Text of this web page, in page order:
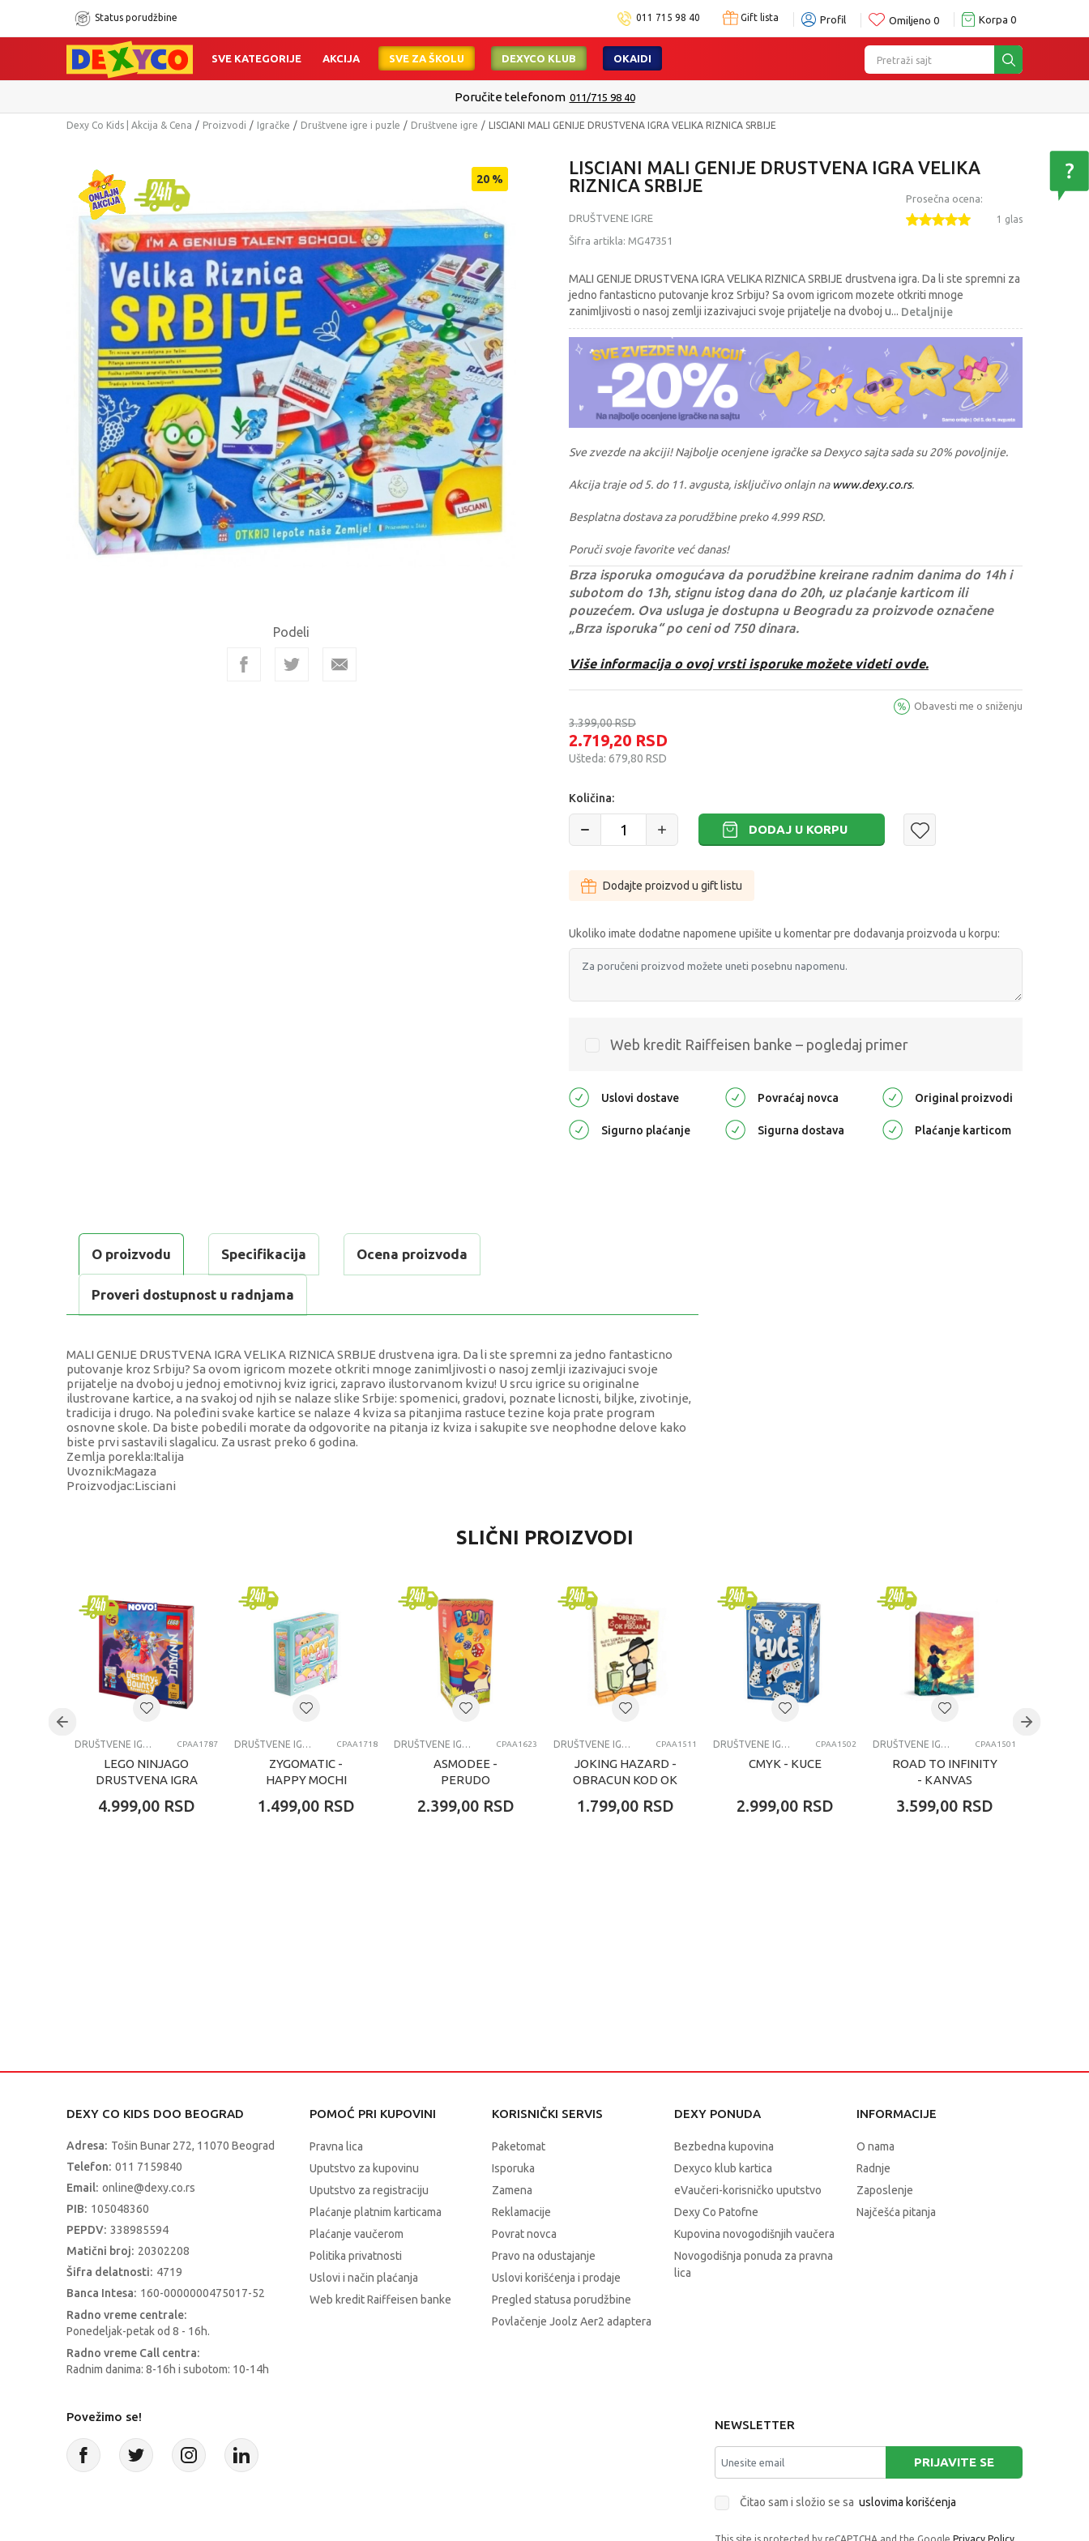
Status porudžbine 011 715 98 40 Gift lista Profil Omiljeno 0 Korpa 0
Pretraži sajt
SVE KATEGORIJE AKCIJA SVE ZA ŠKOLU DEXYCO KLUB OKAIDI
Poručite telefonom 011/715 98 40
Dexy Co Kids | Akcija & Cena Proizvodi Igračke Društvene igre i puzle Društvene igre LISCIANI MALI GENIJE DRUSTVENA IGRA VELIKA RIZNICA SRBIJE
20 %
Podeli
LISCIANI MALI GENIJE DRUSTVENA IGRA VELIKA
RIZNICA SRBIJE
DRUŠTVENE IGRE
Šifra artikla: MG47351
Prosečna ocena:
1 glas
MALI GENIJE DRUSTVENA IGRA VELIKA RIZNICA SRBIJE drustvena igra. Da li ste spremni za
jedno fantasticno putovanje kroz Srbiju? Sa ovom igricom mozete otkriti mnoge
zanimljivosti o nasoj zemlji izazivajuci svoje prijatelje na dvoboj u... Detaljnije
Sve zvezde na akciji! Najbolje ocenjene igračke sa Dexyco sajta sada su 20% povoljnije.
Akcija traje od 5. do 11. avgusta, isključivo onlajn na www.dexy.co.rs.
Besplatna dostava za porudžbine preko 4.999 RSD.
Poruči svoje favorite već danas!
Brza isporuka omogućava da porudžbine kreirane radnim danima do 14h i
subotom do 13h, stignu istog dana do 20h, uz plaćanje karticom ili
pouzećem. Ova usluga je dostupna u Beogradu za proizvode označene
„Brza isporuka“ po ceni od 750 dinara.
Više informacija o ovoj vrsti isporuke možete videti ovde.
3.399,00RSD
2.719,20 RSD
Ušteda: 679,80 RSD
Obavesti me o sniženju
Količina:
DODAJ U KORPU
Dodajte proizvod u gift listu
Ukoliko imate dodatne napomene upišite u komentar pre dodavanja proizvoda u korpu:
Web kredit Raiffeisen banke – pogledaj primer
Uslovi dostave Povraćaj novca Original proizvodi
Sigurno plaćanje Sigurna dostava Plaćanje karticom
O proizvodu Specifikacija Ocena proizvoda
Proveri dostupnost u radnjama
MALI GENIJE DRUSTVENA IGRA VELIKA RIZNICA SRBIJE drustvena igra. Da li ste spremni za jedno fantasticno
putovanje kroz Srbiju? Sa ovom igricom mozete otkriti mnoge zanimljivosti o nasoj zemlji izazivajuci svoje
prijatelje na dvoboj u jednoj emotivnoj kviz igrici, zapravo ilustorvanom kvizu! U srcu igrice su originalne
ilustrovane kartice, a na svakoj od njih se nalaze slike Srbije: spomenici, gradovi, poznate licnosti, biljke, zivotinje,
tradicija i drugo. Na poleđini svake kartice se nalaze 4 kviza sa pitanjima rastuce tezine koja prate program
osnovne skole. Da biste pobedili morate da odgovorite na pitanja iz kviza i sakupite sve neophodne delove kako
biste prvi sastavili slagalicu. Za usrast preko 6 godina.
Zemlja porekla:Italija
Uvoznik:Magaza
Proizvodjac:Lisciani
Društvene igre
Lisciani
Pol univerzalno
Uzrast 7-8 godina
Kategorija DRUŠTVENE IGRE
SLIČNI PROIZVODI
DRUŠTVENE IGRE CPAA1787
LEGO NINJAGO
DRUSTVENA IGRA
4.999,00 RSD
DRUŠTVENE IGRE CPAA1718
ZYGOMATIC -
HAPPY MOCHI
1.499,00 RSD
DRUŠTVENE IGRE CPAA1623
ASMODEE -
PERUDO
2.399,00 RSD
DRUŠTVENE IGRE CPAA1511
JOKING HAZARD -
OBRACUN KOD OK
1.799,00 RSD
DRUŠTVENE IGRE CPAA1502
CMYK - KUCE
2.999,00 RSD
DRUŠTVENE IGRE CPAA1501
ROAD TO INFINITY
- KANVAS
3.599,00 RSD
DEXY CO KIDS DOO BEOGRAD
Adresa: Tošin Bunar 272, 11070 Beograd
Telefon: 011 7159840
Email: online@dexy.co.rs
PIB: 105048360
PEPDV: 338985594
Matični broj: 20302208
Šifra delatnosti: 4719
Banca Intesa: 160-0000000475017-52
Radno vreme centrale:
Ponedeljak-petak od 8 - 16h.
Radno vreme Call centra:
Radnim danima: 8-16h i subotom: 10-14h
POMOĆ PRI KUPOVINI
Pravna lica
Uputstvo za kupovinu
Uputstvo za registraciju
Plaćanje platnim karticama
Plaćanje vaučerom
Politika privatnosti
Uslovi i način plaćanja
Web kredit Raiffeisen banke
KORISNIČKI SERVIS
Paketomat
Isporuka
Zamena
Reklamacije
Povrat novca
Pravo na odustajanje
Uslovi korišćenja i prodaje
Pregled statusa porudžbine
Povlačenje Joolz Aer2 adaptera
DEXY PONUDA
Bezbedna kupovina
Dexyco klub kartica
eVaučeri-korisničko uputstvo
Dexy Co Patofne
Kupovina novogodišnjih vaučera
Novogodišnja ponuda za pravna
lica
INFORMACIJE
O nama
Radnje
Zaposlenje
Najčešća pitanja
Povežimo se!
NEWSLETTER
PRIJAVITE SE
Čitao sam i složio se sa uslovima korišćenja